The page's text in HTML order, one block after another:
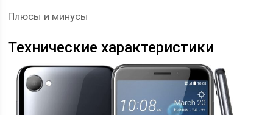
Плюсы и минусы
Технические характеристики